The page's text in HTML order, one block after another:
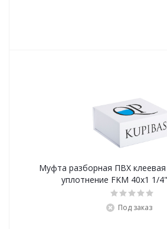
Муфта разборная ПВХ
уплотнение FKM 40x1 1/
Под заказ